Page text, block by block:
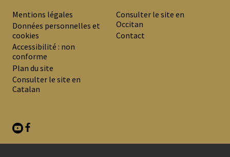
PREMIER
MENU
DE
BAS
DE
Mentions légales
Données personnelles et
cookies
Accessibilité : non
conforme
Plan du site
Consulter le site en
Catalan
Consulter le site en
Occitan
Contact